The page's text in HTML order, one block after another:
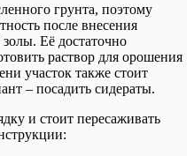
грунта, поэтому
после внесения
Её достаточно
раствор для орошения
участок также стоит
– посадить сидераты.
и стоит пересаживать